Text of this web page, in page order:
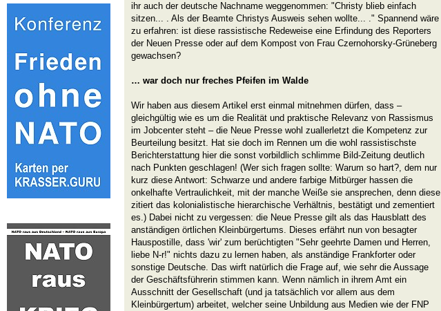
ihr auch der deutsche Nachname weggenommen: "Christy blieb einfach
sitzen... . Als der Beamte Christys Ausweis sehen wollte... ." Spannend wäre
zu erfahren: ist diese rassistische Redeweise eine Erfindung des Reporters
der Neuen Presse oder auf dem Kompost von Frau Czernohorsky-Grüneberg
gewachsen?
… war doch nur freches Pfeifen im Walde
Wir haben aus diesem Artikel erst einmal mitnehmen dürfen, dass –
gleichgültig wie es um die Realität und praktische Relevanz von Rassismus
im Jobcenter steht – die Neue Presse wohl zuallerletzt die Kompetenz zur
Beurteilung besitzt. Hat sie doch im Rennen um die wohl rassistischste
Berichterstattung hier die sonst vorbildlich schlimme Bild-Zeitung deutlich
nach Punkten geschlagen! (Wer sich fragen sollte: Warum so hart?, dem nur
kurz diese Antwort: Schwarze und andere farbige Mitbürger hassen die
onkelhafte Vertraulichkeit, mit der manche Weiße sie ansprechen, denn diese
zitiert das kolonialistische hierarchische Verhältnis, bestätigt und zementiert
es.) Dabei nicht zu vergessen: die Neue Presse gilt als das Hausblatt des
anständigen örtlichen Kleinbürgertums. Dieses erfährt nun von besagter
Hauspostille, dass 'wir' zum berüchtigten "Sehr geehrte Damen und Herren,
liebe N-r!" nichts dazu zu lernen haben, als anständige Frankforter oder
sonstige Deutsche. Das wirft natürlich die Frage auf, wie sehr die Aussage
der Geschäftsführerin stimmen kann. Wenn nämlich in ihrem Amt ein
Ausschnitt der Gesellschaft (und ja tatsächlich vor allem aus dem
Kleinbürgertum) arbeitet, welcher seine Unbildung aus Medien wie der FNP